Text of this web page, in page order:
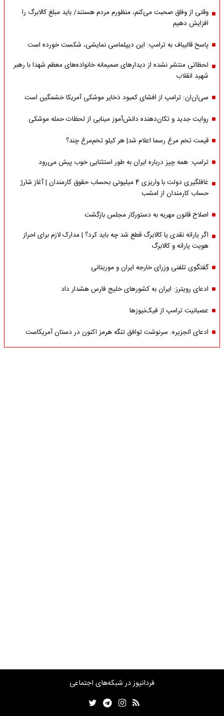
وقتی از وفاق صحبت می‌کنم، منظورم مردم هستند/ باید مبلغ کالابرگ را
افزایش دهیم
پاسخ قالیباف به ترامپ: این دیپلماسی نمایشی، شکست خورده است
لحظاتی منتشر نشده از دیدارهای صمیمانه خانواده‌های معظم شهدا با رهبر
شهید انقلاب
سی‌ان‌ان: ترامپ از افشای کمبود ذخایر موشکی آمریکا خشمگین است
روایت جدید و تکان‌دهنده دانش‌آموز مینابی از لحظات حمله موشکی
قیمت تخم مرغ رسما اعلام شد| هر کیلو تخم‌مرغ چند؟
ترامپ: همه چیز درباره ایران به طور استثنایی خوب پیش می‌رود
غافلگیری دولت با واریزی 4 میلیونی بحساب حقوق کارمندان | آغاز شارژ
حساب کارمندان از امشب
اصلاح قانون مهریه به دستورکار مجلس بازگشت
اگر یارانه نقدی یا کالابرگ قطع شد چه باید کرد؟ | مدارک لازم برای احراز
هویت یارانه و کالابرگ
گفتگوی تلفنی وزرای خارجه ایران و موریتانی
ادعای رویترز: ایران به کشورهای خلیج فارس هشدار داد
عصبانیت ترامپ از فیک‌نیوزها
ادعای الجزیره: سرنوشت توافق تنگه هرمز اکنون در دستان آمریکاست
فردانیوز در شبکه‌های اجتماعی